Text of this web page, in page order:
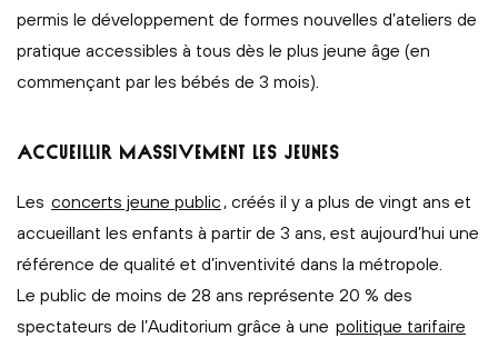
permis le développement de formes nouvelles d’ateliers de
pratique accessibles à tous dès le plus jeune âge (en
commençant par les bébés de 3 mois).
ACCUEILLIR MASSIVEMENT LES JEUNES
Les concerts jeune public , créés il y a plus de vingt ans et
accueillant les enfants à partir de 3 ans, est aujourd’hui une
référence de qualité et d’inventivité dans la métropole.
Le public de moins de 28 ans représente 20 % des
spectateurs de l’Auditorium grâce à une politique tarifaire